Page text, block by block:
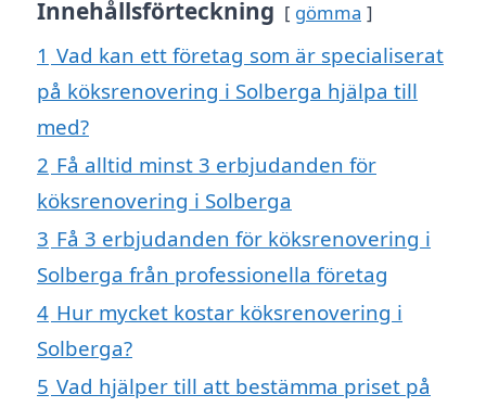
Innehållsförteckning gömma
1 Vad kan ett företag som är specialiserat
på köksrenovering i Solberga hjälpa till
med?
2 Få alltid minst 3 erbjudanden för
köksrenovering i Solberga
3 Få 3 erbjudanden för köksrenovering i
Solberga från professionella företag
4 Hur mycket kostar köksrenovering i
Solberga?
5 Vad hjälper till att bestämma priset på